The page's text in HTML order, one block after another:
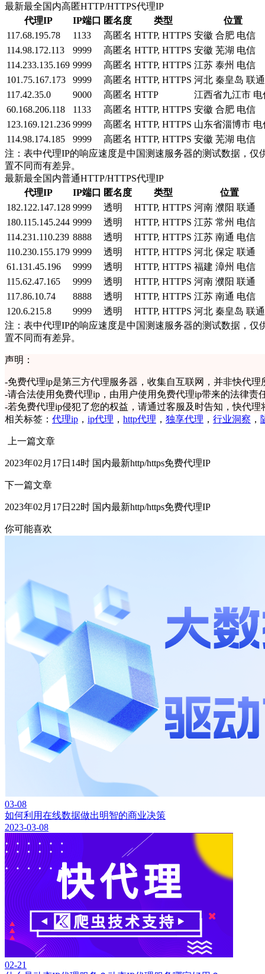
最新最全国内高匿HTTP/HTTPS代理IP
代理IP
IP端口 匿名度 类型
位置
117.68.195.78
1133 高匿名 HTTP, HTTPS 安徽 合肥 电信
114.98.172.113
9999 高匿名 HTTP, HTTPS 安徽 芜湖 电信
114.233.135.169 9999 高匿名 HTTP, HTTPS 江苏 泰州 电信
101.75.167.173
9999 高匿名 HTTP, HTTPS 河北 秦皇岛 联通
117.42.35.0
9000 高匿名 HTTP
江西省九江市 电
60.168.206.118
1133 高匿名 HTTP, HTTPS 安徽 合肥 电信
123.169.121.236 9999 高匿名 HTTP, HTTPS 山东省淄博市 电
114.98.174.185
9999 高匿名 HTTP, HTTPS 安徽 芜湖 电信
注：表中代理IP的响应速度是中国测速服务器的测试数据，
置不同而有差异。
最新最全国内普通HTTP/HTTPS代理IP
代理IP
IP端口 匿名度 类型
位置
182.122.147.128 9999 透明 HTTP, HTTPS 河南 濮阳 联通
180.115.145.244 9999 透明 HTTP, HTTPS 江苏 常州 电信
114.231.110.239 8888 透明 HTTP, HTTPS 江苏 南通 电信
110.230.155.179 9999 透明 HTTP, HTTPS 河北 保定 联通
61.131.45.196
9999 透明 HTTP, HTTPS 福建 漳州 电信
115.62.47.165
9999 透明 HTTP, HTTPS 河南 濮阳 联通
117.86.10.74
8888 透明 HTTP, HTTPS 江苏 南通 电信
120.6.215.8
9999 透明 HTTP, HTTPS 河北 秦皇岛 联通
注：表中代理IP的响应速度是中国测速服务器的测试数据，
置不同而有差异。
声明：
-免费代理ip是第三方代理服务器，收集自互联网，并非快代
-请合法使用免费代理ip，由用户使用免费代理ip带来的法律责
-若免费代理ip侵犯了您的权益，请通过客服及时告知，快代理
相关标签： 代理ip ， ip代理 ， http代理 ， 独享代理 ， 行业洞察 ，
上一篇文章
2023年02月17日14时 国内最新http/https免费代理IP
下一篇文章
2023年02月17日22时 国内最新http/https免费代理IP
你可能喜欢
03-08
如何利用在线数据做出明智的商业决策
2023-03-08
02-21